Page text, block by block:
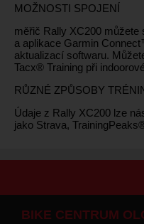
MOŽNOSTI SPOJENÍ
měřič Rally XC200
a aplikace Garmin
aktualizací softwaru.
Tacx® Training při
RŮZNÉ ZPŮSOBY
Údaje z Rally XC200 lze
jako Strava,
BIKE CENTRUM